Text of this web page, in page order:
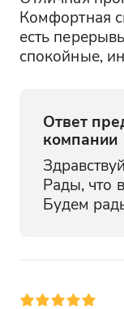
Комфортная
есть
спокойные,
Ответ
компании
Рады, что
Будем